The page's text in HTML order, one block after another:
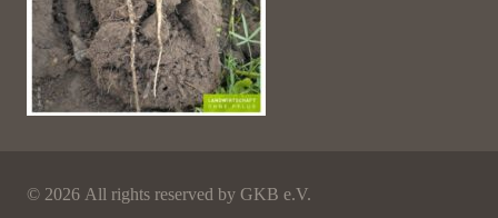
©2026 All rights reserved by GKB e.V.